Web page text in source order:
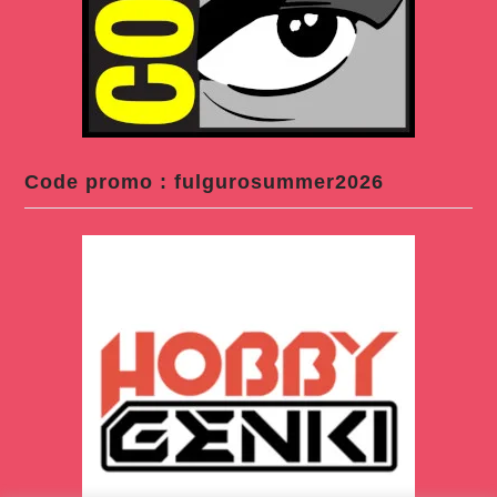
Code promo : fulgurosummer2026